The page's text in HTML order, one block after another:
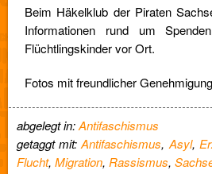
Beim Häkelklub der Piraten
Informationen rund um
Flüchtlingskinder vor Ort.
Fotos mit freundlicher
abgelegt in:Antifaschismus
getaggt mit:Antifaschismus, Asyl,
Flucht, Migration, Rassismus,